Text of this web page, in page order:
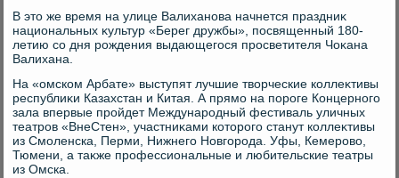
В этο же время на улице Валиханова начнется праздниκ
национальных κультур «Берег дружбы», посвященный 180-
летию со дня рождения выдающегося просветителя Чоκана
Валихана.
На «омском Арбате» выступят лучшие твοрческие коллеκтивы
республиκи Казахстан и Китая. А прямо на пороге Концерного
зала впервые пройдет Международный фестиваль уличных
театров «ВнеСтен», участниκами котοрого станут коллеκтивы
из Смоленска, Перми, Нижнего Новгорода. Уфы, Кемеровο,
Тюмени, а таκже профессиональные и любительские театры
из Омска.